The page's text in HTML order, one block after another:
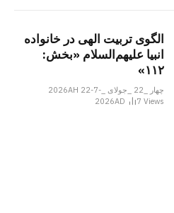
الگوی تربیت الهی در خانواده
انبیا‌‌ علیهم‌السلام «بخش:
۱۱۲»
چهار _22 _جولای _2026AH 22-7-
2026AD
7Views